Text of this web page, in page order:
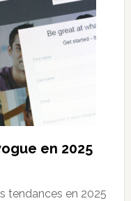
en 2025
tendances en 2025